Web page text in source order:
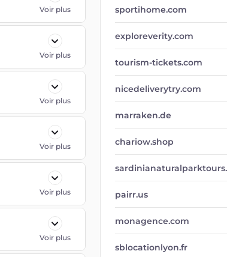
Voir plus
Voir plus
Voir plus
Voir plus
Voir plus
Voir plus
sportihome.com
exploreverity.com
tourism-tickets.com
nicedeliverytry.com
marraken.de
chariow.shop
pairr.us
monagence.com
sblocationlyon.fr